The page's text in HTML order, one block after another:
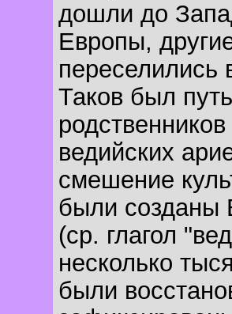
дошли до
Европы,
Таков был
ведийских
смешение
были созданы
(ср. глагол
несколько
были